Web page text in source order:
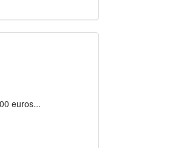
euros...